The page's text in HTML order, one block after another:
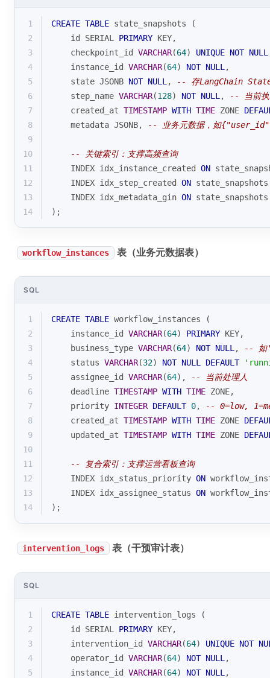
1 CREATE TABLE state_snapshots (
2
    id SERIAL
PRIMARY KEY,
3
    checkpoint_id
VARCHAR(64) UNIQUE NOT NULL
4
    instance_id
VARCHAR(64) NOT NULL ,
5
    state JSONB
NOT NULL ,
-- 存LangChain
6
    step_name
VARCHAR(128) NOT NULL ,
-- 当前执
7
    created_at
TIMESTAMP WITH TIME ZONE
8
    metadata JSONB,
-- 业务元数据，如
9
10
-- 关键索引：支撑高频查询
11
    INDEX idx_instance_created
ON
12
    INDEX idx_step_created
ON
13
    INDEX idx_metadata_gin
ON
14
);
workflow_instances 表（业务元数据表）
SQL
1 CREATE TABLE workflow_instances (
2
    instance_id
VARCHAR(64) PRIMARY KEY,
3
    business_type
VARCHAR(64) NOT NULL ,
-- 如
4
    status
VARCHAR(32) NOT NULL DEFAULT
5
    assignee_id
VARCHAR(64),
-- 当前处理人
6
    deadline
TIMESTAMP WITH TIME ZONE,
7
    priority
INTEGER DEFAULT 0,
-- 0=low,
8
    created_at
TIMESTAMP WITH TIME ZONE
9
    updated_at
TIMESTAMP WITH TIME ZONE
10
11
-- 复合索引：支撑运营看板查询
12
    INDEX idx_status_priority
ON
13
    INDEX idx_assignee_status
ON
14
);
intervention_logs 表（干预审计表）
SQL
1 CREATE TABLE intervention_logs (
2
    id SERIAL
PRIMARY KEY,
3
    intervention_id
VARCHAR(64) UNIQUE NOT
4
    operator_id
VARCHAR(64) NOT NULL ,
5
    instance_id
VARCHAR(64) NOT NULL ,